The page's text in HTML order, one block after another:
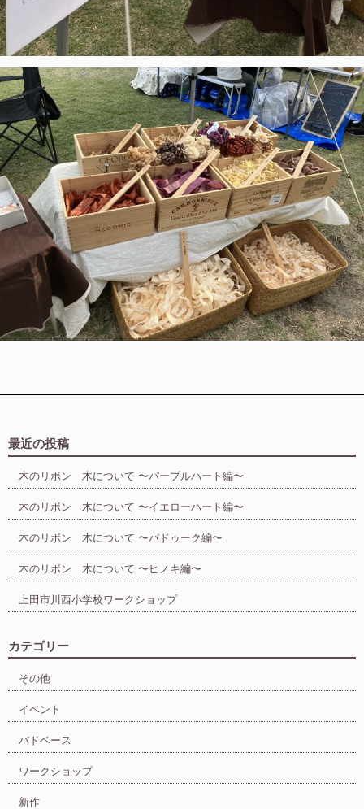
最近の投稿
木のリボン 木について 〜パープルハート編〜
木のリボン 木について 〜イエローハート編〜
木のリボン 木について 〜パドゥーク編〜
木のリボン 木について 〜ヒノキ編〜
上田市川西小学校ワークショップ
カテゴリー
その他
イベント
バドベース
ワークショップ
新作